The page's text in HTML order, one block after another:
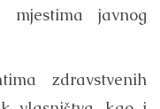
javnog
zdravstvenih